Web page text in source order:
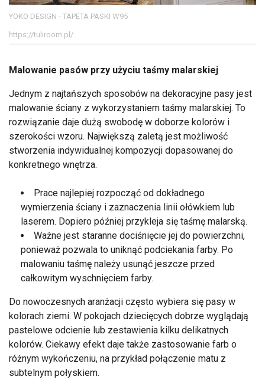
YOKO DESIGN - TAPETA PASKI W95
https://tuliroom.pl/
Malowanie pasów przy użyciu taśmy malarskiej
Jednym z najtańszych sposobów na dekoracyjne pasy jest
malowanie ściany z wykorzystaniem taśmy malarskiej. To
rozwiązanie daje dużą swobodę w doborze kolorów i
szerokości wzoru. Największą zaletą jest możliwość
stworzenia indywidualnej kompozycji dopasowanej do
konkretnego wnętrza.
Prace najlepiej rozpocząć od dokładnego
wymierzenia ściany i zaznaczenia linii ołówkiem lub
laserem. Dopiero później przykleja się taśmę malarską.
Ważne jest staranne dociśnięcie jej do powierzchni,
ponieważ pozwala to uniknąć podciekania farby. Po
malowaniu taśmę należy usunąć jeszcze przed
całkowitym wyschnięciem farby.
Do nowoczesnych aranżacji często wybiera się pasy w
kolorach ziemi. W pokojach dziecięcych dobrze wyglądają
pastelowe odcienie lub zestawienia kilku delikatnych
kolorów. Ciekawy efekt daje także zastosowanie farb o
różnym wykończeniu, na przykład połączenie matu z
subtelnym połyskiem.